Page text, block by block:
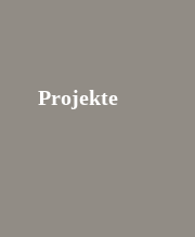
Projekte